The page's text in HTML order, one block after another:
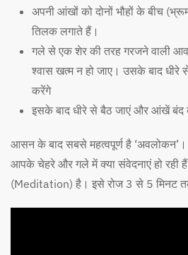
अपनी आंखों को दोनों भौहों के बीच
तिलक लगाते हैं।
गले से एक शेर की तरह गरजने वाली
श्वास खत्म न हो जाए। उसके बाद धीरे
करेंगे
इसके बाद धीरे से बैठ जाएं और आंखें बंद
आसन के बाद सबसे महत्वपूर्ण है
आपके चेहरे और गले में क्या संवेदनाएं हो रही
(Meditation) है। इसे रोज 3 से 5 मिनट